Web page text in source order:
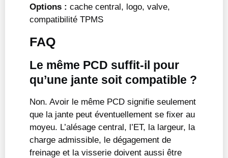
Options : cache central, logo, valve,
compatibilité TPMS
FAQ
Le même PCD suffit-il pour
qu’une jante soit compatible ?
Non. Avoir le même PCD signifie seulement
que la jante peut éventuellement se fixer au
moyeu. L’alésage central, l’ET, la largeur, la
charge admissible, le dégagement de
freinage et la visserie doivent aussi être